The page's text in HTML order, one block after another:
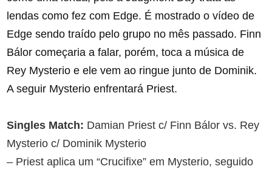
lendas como fez com Edge. É mostrado o vídeo de
Edge sendo traído pelo grupo no mês passado. Finn
Bálor começaria a falar, porém, toca a música de
Rey Mysterio e ele vem ao ringue junto de Dominik.
A seguir Mysterio enfrentará Priest.
Singles Match: Damian Priest c/ Finn Bálor vs. Rey
Mysterio c/ Dominik Mysterio
– Priest aplica um “Crucifixe” em Mysterio, seguido